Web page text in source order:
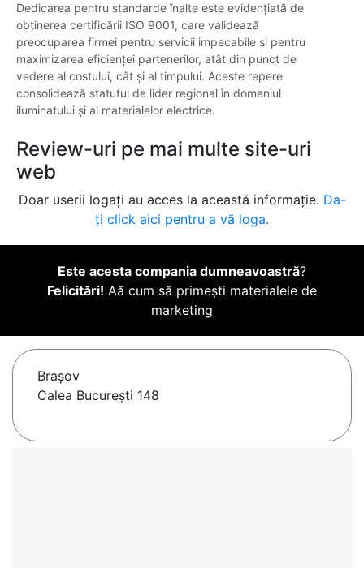
Dedicarea pentru standarde înalte este evidențiată de
obținerea certificării ISO 9001, care validează
preocuparea firmei pentru servicii impecabile și pentru
maximizarea eficienței partenerilor, atât din punct de
vedere al costului, cât și al timpului. Aceste repere
consolidează statutul de lider regional în domeniul
iluminatului și al materialelor electrice.
Review-uri pe mai multe site-uri
web
Doar userii logați au acces la această informație. Da-
ți click aici pentru a vă loga.
Este acesta compania dumneavoastră?
Felicitări! Aă cum să primești materialele de
marketing
Braşov
Calea București 148